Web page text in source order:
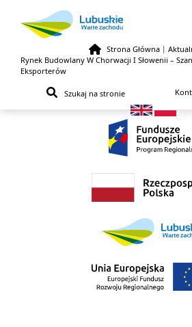
Przejdź do treści
Strona Główna |
Rynek Budowlany W Chorwacji I Słowenii –
Eksporterów